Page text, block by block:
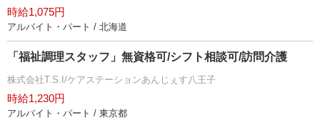
時給1,075円
アルバイト・パート / 北海道
「福祉調理スタッフ」無資格可/シフト相談可/訪問介護
株式会社T.S.I/ケアステーションあんじぇす八王子
時給1,230円
アルバイト・パート / 東京都